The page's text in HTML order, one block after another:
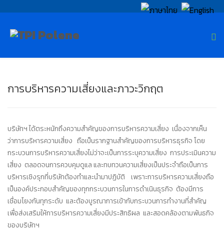
การบริหารความเสี่ยงและภาวะวิกฤต
บริษัทฯ ได้ตระหนักถึงความสำคัญของการบริหารความเสี่ยง เนื่องจากเห็น
ว่าการบริหารความเสี่ยง ถือเป็นรากฐานสำคัญของการบริหารธุรกิจ โดย
กระบวนการบริหารความเสี่ยงไม่ว่าจะเป็นการระบุความเสี่ยง การประเมินความ
เสี่ยง ตลอดจนการควบคุมดูแล และทบทวนความเสี่ยงเป็นประจำถือเป็นการ
บริหารเชิงรุกที่บริษัทต้องทำและนำมาปฏิบัติ เพราะการบริหารความเสี่ยงถือ
เป็นองค์ประกอบสำคัญของทุกกระบวนการในการดำเนินธุรกิจ ต้องมีการ
เชื่อมโยงกันทุกระดับ และต้องบูรณาการเข้ากับกระบวนการทำงานที่สำคัญ
เพื่อส่งเสริมให้การบริหารความเสี่ยงมีประสิทธิผล และสอดคล้องตามพันธกิจ
ของบริษัทฯ